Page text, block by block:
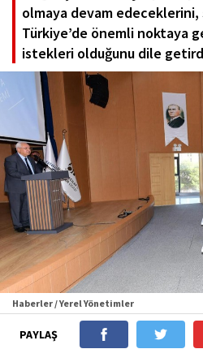
olmaya devam edeceklerini,
Türkiye’de önemli noktaya
istekleri olduğunu dile
Haberler / Yerel Yönetimler
PAYLAŞ